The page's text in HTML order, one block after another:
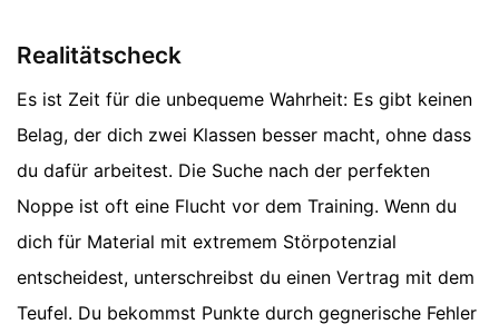
Realitätscheck
Es ist Zeit für die unbequeme Wahrheit: Es gibt keinen
Belag, der dich zwei Klassen besser macht, ohne dass
du dafür arbeitest. Die Suche nach der perfekten
Noppe ist oft eine Flucht vor dem Training. Wenn du
dich für Material mit extremem Störpotenzial
entscheidest, unterschreibst du einen Vertrag mit dem
Teufel. Du bekommst Punkte durch gegnerische Fehler